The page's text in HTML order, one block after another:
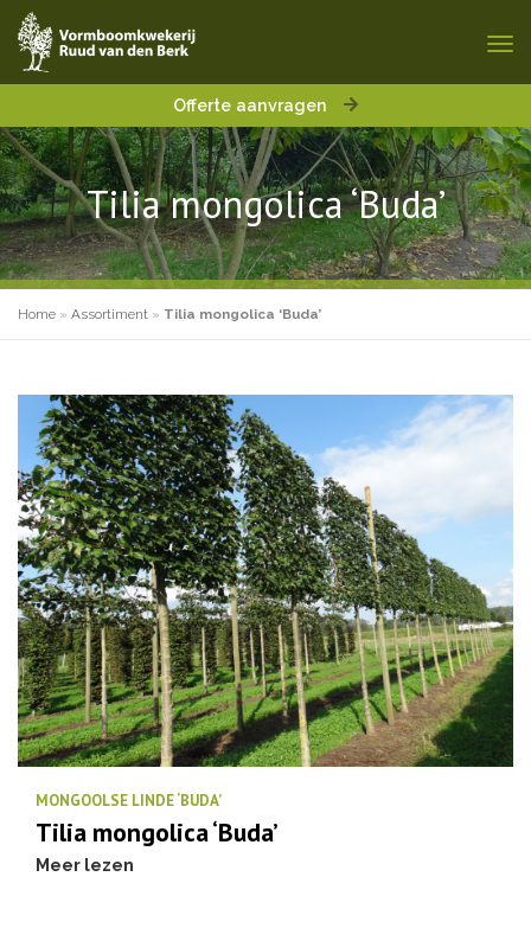
Offerte aanvragen
Tilia mongolica ‘Buda’
Home » Assortiment » Tilia mongolica ‘Buda’
MONGOOLSE LINDE ‘BUDA’
Tilia mongolica ‘Buda’
Meer lezen